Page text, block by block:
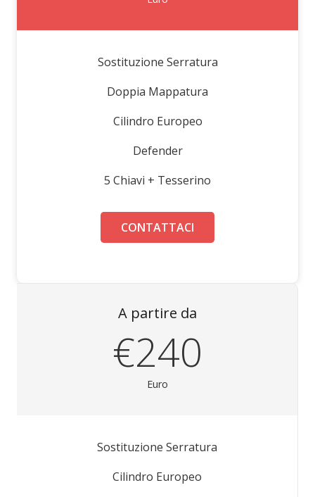
Sostituzione Serratura
Doppia Mappatura
Cilindro Europeo
Defender
5 Chiavi + Tesserino
CONTATTACI
A partire da
€240
Euro
Sostituzione Serratura
Cilindro Europeo